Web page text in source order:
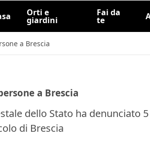
Orti e
giardini
Fai da
te
a Brescia
a Brescia
dello Stato ha denunciato 5
di Brescia